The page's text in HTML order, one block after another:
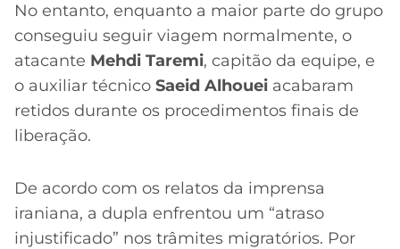
No entanto, enquanto a maior parte do grupo
conseguiu seguir viagem normalmente, o
atacante Mehdi Taremi, capitão da equipe, e
o auxiliar técnico Saeid Alhouei acabaram
retidos durante os procedimentos finais de
liberação.
De acordo com os relatos da imprensa
iraniana, a dupla enfrentou um “atraso
injustificado” nos trâmites migratórios. Por